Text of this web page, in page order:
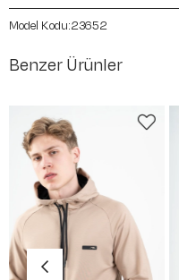
23652
Benzer Ürünler